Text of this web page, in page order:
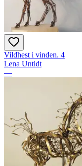
Vildhest i vinden. 4
Lena Untidt
—